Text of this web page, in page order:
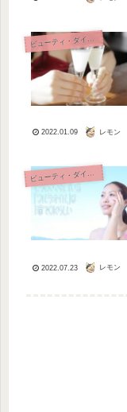
ビ
ューティ・ダイエット
2022.01.09 レモン
ビ
ューティ・ダイエット
2022.07.23 レモン